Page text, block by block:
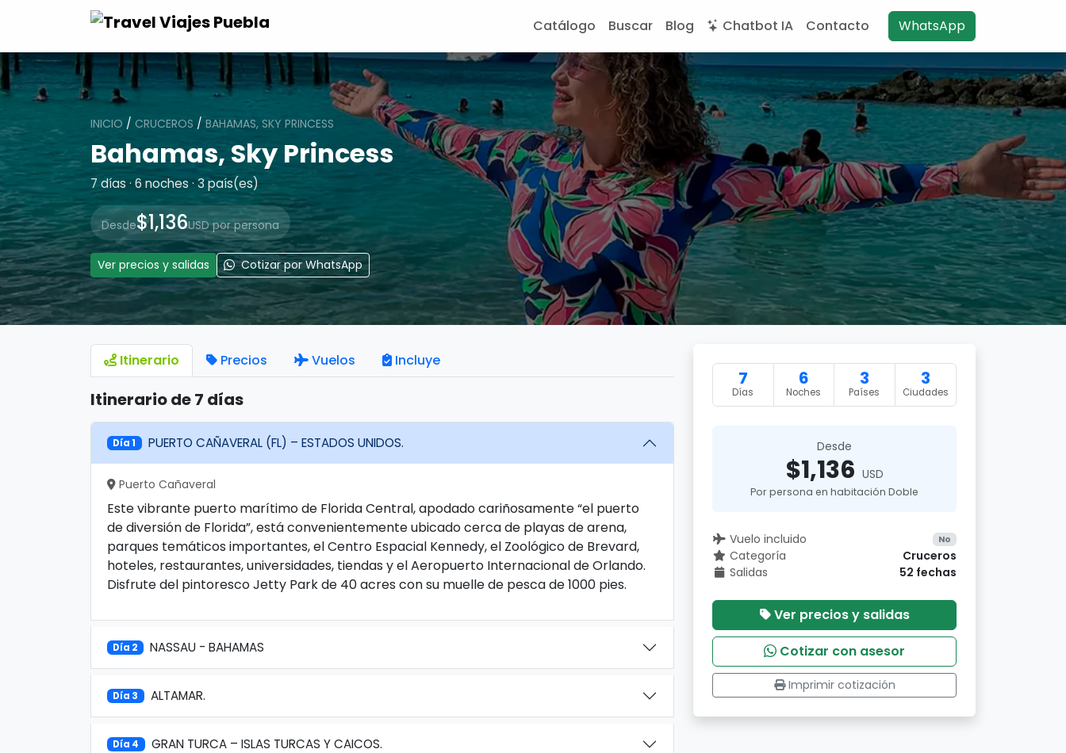
Catálogo Buscar Blog Chatbot IA Contacto WhatsApp
INICIO / CRUCEROS / BAHAMAS, SKY PRINCESS
Bahamas, Sky Princess
7 días · 6 noches · 3 país(es)
Desde$1,136USD por persona
Ver precios y salidas Cotizar por WhatsApp
Itinerario Precios Vuelos Incluye
Itinerario de 7 días
Día 1 PUERTO CAÑAVERAL (FL) – ESTADOS UNIDOS.
Puerto Cañaveral
Este vibrante puerto marítimo de Florida Central, apodado cariñosamente “el puerto
de diversión de Florida”, está convenientemente ubicado cerca de playas de arena,
parques temáticos importantes, el Centro Espacial Kennedy, el Zoológico de Brevard,
hoteles, restaurantes, universidades, tiendas y el Aeropuerto Internacional de Orlando.
Disfrute del pintoresco Jetty Park de 40 acres con su muelle de pesca de 1000 pies.
Día 2 NASSAU - BAHAMAS
Día 3 ALTAMAR.
Día 4 GRAN TURCA – ISLAS TURCAS Y CAICOS.
7
Días
6
Noches
3
Países
3
Ciudades
Desde
$1,136 USD
Por persona en habitación Doble
Vuelo incluido No
Categoría
Cruceros
Salidas
52 fechas
Ver precios y salidas
Cotizar con asesor
Imprimir cotización